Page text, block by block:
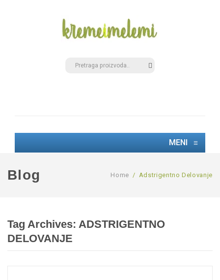
MENI ≡
Blog Home / Adstrigentno Delovanje
Tag Archives: ADSTRIGENTNO
DELOVANJE